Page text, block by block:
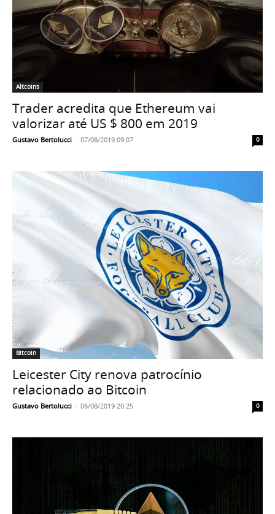
Altcoins
Trader acredita que Ethereum vai
valorizar até US $ 800 em 2019
Gustavo Bertolucci - 07/08/2019 09:07 0
Bitcoin
Leicester City renova patrocínio
relacionado ao Bitcoin
Gustavo Bertolucci - 06/08/2019 20:25 0